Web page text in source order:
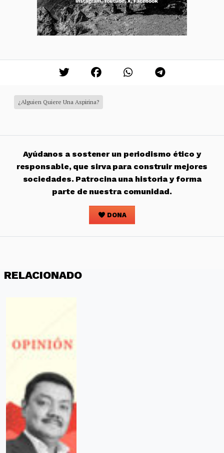
¿Alguien Quiere Una Aspirina?
Ayúdanos a sostener un periodismo ético y
responsable, que sirva para construir mejores
sociedades. Patrocina una historia y forma
parte de nuestra comunidad.
DONA
RELACIONADO